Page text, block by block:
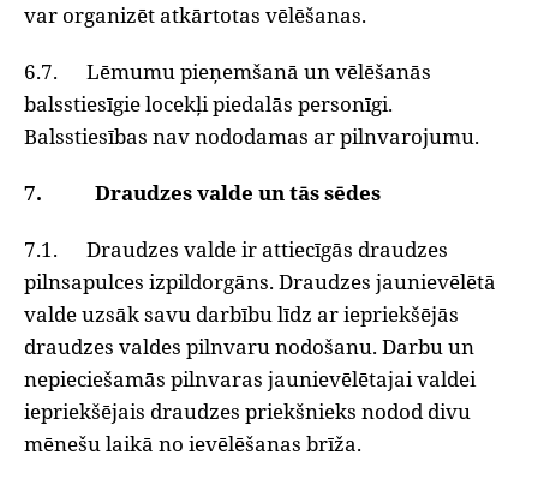
var organizēt atkārtotas vēlēšanas.
6.7. Lēmumu pieņemšanā un vēlēšanās
balsstiesīgie locekļi piedalās personīgi.
Balsstiesības nav nododamas ar pilnvarojumu.
7. Draudzes valde un tās sēdes
7.1. Draudzes valde ir attiecīgās draudzes
pilnsapulces izpildorgāns. Draudzes jaunievēlētā
valde uzsāk savu darbību līdz ar iepriekšējās
draudzes valdes pilnvaru nodošanu. Darbu un
nepieciešamās pilnvaras jaunievēlētajai valdei
iepriekšējais draudzes priekšnieks nodod divu
mēnešu laikā no ievēlēšanas brīža.